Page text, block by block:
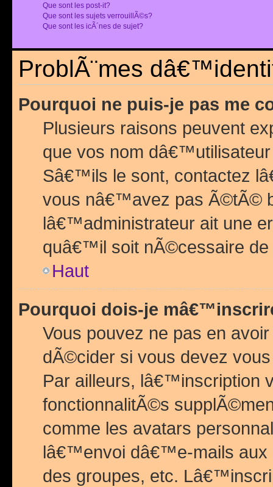
Que sont les post-it?
Que sont les sujets verrouillÃ©s?
Que sont les icÃ´nes de sujet?
ProblÃ¨mes
Pourquoi ne puis-je pas me
Plusieurs raisons peuvent
que vos nom
Sâ€™ils le sont, contactez
vous nâ€™avez pas Ã©tÃ©
lâ€™administrateur ait une
quâ€™il soit nÃ©cessaire de
Haut
Pourquoi dois-je
Vous pouvez ne pas en
dÃ©cider si vous devez
Par ailleurs, lâ€™inscription
fonctionnalitÃ©s
comme les avatars
lâ€™envoi dâ€™e-mails
des groupes, etc.